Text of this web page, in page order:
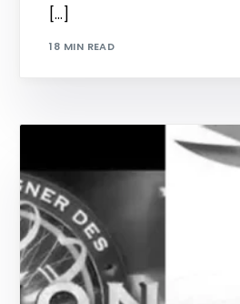
[…]
18 MIN READ